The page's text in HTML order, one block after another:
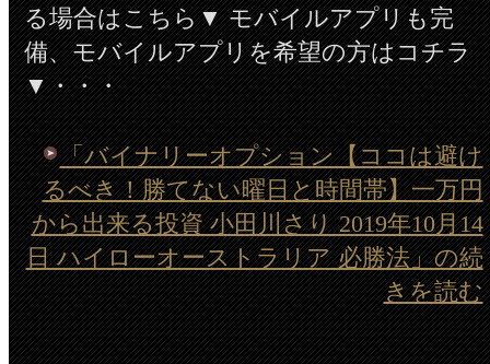
る場合はこちら▼ モバイルアプリも完
備、モバイルアプリを希望の方はコチラ
▼・・・
「バイナリーオプション【ココは避け
るべき！勝てない曜日と時間帯】一万円
から出来る投資 小田川さり 2019年10月14
日 ハイローオーストラリア 必勝法」の続
きを読む